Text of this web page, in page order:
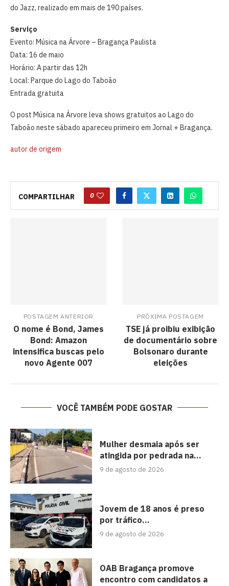
do Jazz, realizado em mais de 190 países.
Serviço
Evento: Música na Árvore – Bragança Paulista
Data: 16 de maio
Horário: A partir das 12h
Local: Parque do Lago do Taboão
Entrada gratuita
O post Música na Árvore leva shows gratuitos ao Lago do
Taboão neste sábado apareceu primeiro em Jornal + Bragança.
autor de origem
COMPARTILHAR 0
POSTAGEM ANTERIOR
O nome é Bond, James
Bond: Amazon
intensifica buscas pelo
novo Agente 007
PRÓXIMA POSTAGEM
TSE já proibiu exibição
de documentário sobre
Bolsonaro durante
eleições
VOCÊ TAMBÉM PODE GOSTAR
Mulher desmaia após ser
atingida por pedrada na...
9 de agosto de 2026
Jovem de 18 anos é preso
por tráfico...
9 de agosto de 2026
OAB Bragança promove
encontro com candidatos a